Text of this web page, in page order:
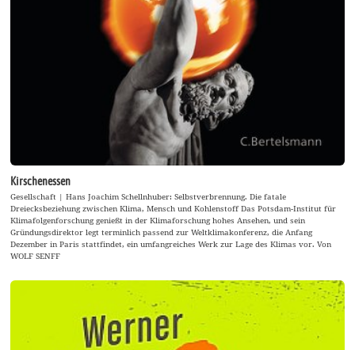
Kirschenessen
Gesellschaft | Hans Joachim Schellnhuber: Selbstverbrennung. Die fatale
Dreiecksbeziehung zwischen Klima, Mensch und Kohlenstoff Das Potsdam-Institut für
Klimafolgenforschung genießt in der Klimaforschung hohes Ansehen, und sein
Gründungsdirektor legt terminlich passend zur Weltklimakonferenz, die Anfang
Dezember in Paris stattfindet, ein umfangreiches Werk zur Lage des Klimas vor. Von
WOLF SENFF